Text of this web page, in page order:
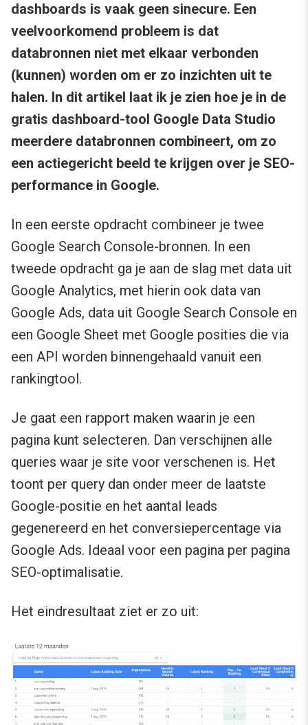
dashboards is vaak geen sinecure. Een
veelvoorkomend probleem is dat
databronnen niet met elkaar verbonden
(kunnen) worden om er zo inzichten uit te
halen. In dit artikel laat ik je zien hoe je in de
gratis dashboard-tool Google Data Studio
meerdere databronnen combineert, om zo
een actiegericht beeld te krijgen over je SEO-
performance in Google.
In een eerste opdracht combineer je twee
Google Search Console-bronnen. In een
tweede opdracht ga je aan de slag met data uit
Google Analytics, met hierin ook data van
Google Ads, data uit Google Search Console en
een Google Sheet met Google posities die via
een API worden binnengehaald vanuit een
rankingtool.
Je gaat een rapport maken waarin je een
pagina kunt selecteren. Dan verschijnen alle
queries waar je site voor verschenen is. Het
toont per query dan onder meer de laatste
Google-positie en het aantal leads
gegenereerd en het conversiepercentage via
Google Ads. Ideaal voor een pagina per pagina
SEO-optimalisatie.
Het eindresultaat ziet er zo uit: